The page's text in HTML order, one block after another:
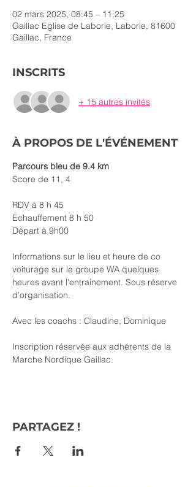
02 mars 2025, 08:45 – 11:25
Gaillac Eglise de Laborie, Laborie, 81600
Gaillac, France
INSCRITS
+ 15 autres invités
À PROPOS DE L'ÉVÉNEMENT
Parcours bleu de 9.4 km
Score de 11, 4
RDV à 8 h 45
Echauffement 8 h 50
Départ à 9h00
Informations sur le lieu et heure de co
voiturage sur le groupe WA quelques
heures avant l'entrainement. Sous réserve
d'organisation.
Avec les coachs : Claudine, Dominique
Inscription réservée aux adhérents de la
Marche Nordique Gaillac.
PARTAGEZ !